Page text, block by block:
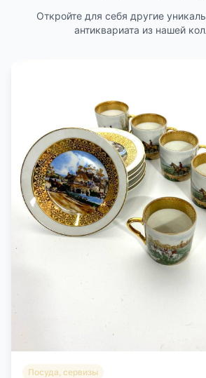
Откройте для себя другие
антиквариата из нашей
Посуда, сервизы